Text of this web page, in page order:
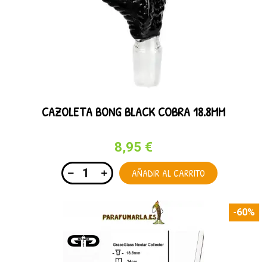
CAZOLETA BONG BLACK COBRA 18.8MM
8,95 €
AÑADIR AL CARRITO
-60%